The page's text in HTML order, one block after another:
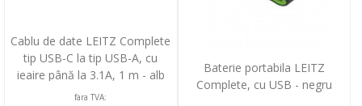
Cablu de date LEITZ Complete
tip USB-C la tip USB-A, cu
ieaire până la 3.1A, 1 m - alb
fara TVA:
Baterie portabila LEITZ
Complete, cu USB - negru